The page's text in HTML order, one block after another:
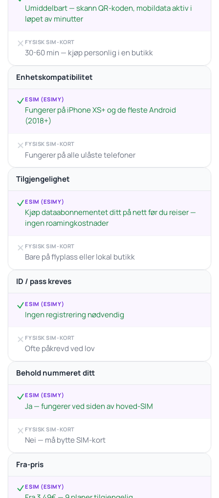
Umiddelbart — skann QR-koden, mobildata aktiv i
løpet av minutter
FYSISK SIM-KORT
30-60 min — kjøp personlig i en butikk
Enhetskompatibilitet
ESIM (ESIMY)
Fungerer på iPhone XS+ og de fleste Android
(2018+)
FYSISK SIM-KORT
Fungerer på alle ulåste telefoner
Tilgjengelighet
ESIM (ESIMY)
Kjøp dataabonnementet ditt på nett før du reiser —
ingen roamingkostnader
FYSISK SIM-KORT
Bare på flyplass eller lokal butikk
ID / pass kreves
ESIM (ESIMY)
Ingen registrering nødvendig
FYSISK SIM-KORT
Ofte påkrevd ved lov
Behold nummeret ditt
ESIM (ESIMY)
Ja — fungerer ved siden av hoved-SIM
FYSISK SIM-KORT
Nei — må bytte SIM-kort
Fra-pris
ESIM (ESIMY)